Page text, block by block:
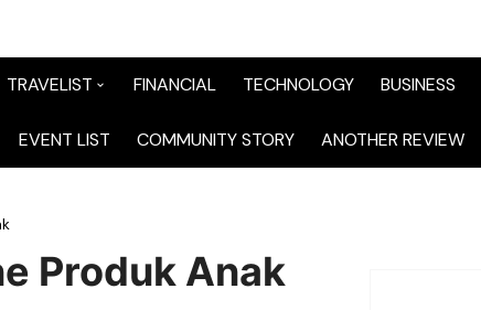
TRAVELIST
TraveList Sumatera
TraveList Jawa
FINANCIAL TECHNOLOGY BUSINESS
EVENT LIST COMMUNITY STORY ANOTHER REVIEW
Produk Anak